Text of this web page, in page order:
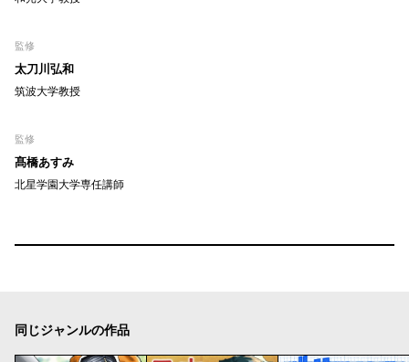
監修
太刀川弘和
筑波大学教授
監修
髙橋あすみ
北星学園大学専任講師
同じジャンルの作品